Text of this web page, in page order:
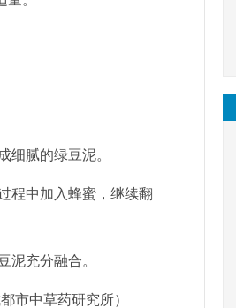
细腻的绿豆泥。
程中加入蜂蜜，继续翻
泥充分融合。
市中草药研究所）